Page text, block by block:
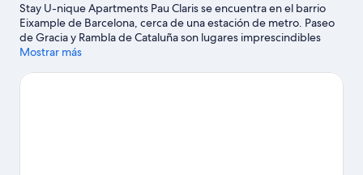
Stay U-nique Apartments Pau Claris se encuentra en el barrio
Eixample de Barcelona, cerca de una estación de metro. Paseo
de Gracia y Rambla de Cataluña son lugares imprescindibles
para los amantes de las tiendas; añádelos a tu itinerario junto a
Park Güell. Museo Marítimo de Barcelona y Jardines del Príncipe
Mostrar más